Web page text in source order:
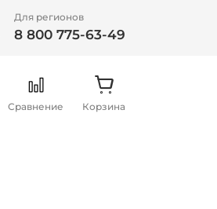
Для регионов
8 800 775-63-49
Сравнение Корзина